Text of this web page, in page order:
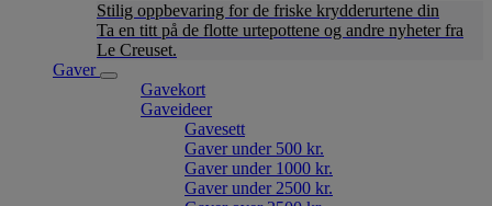
Stilig oppbevaring for de friske krydderurtene din
Ta en titt på de flotte urtepottene og andre nyheter fra
Le Creuset.
Gaver
Gavekort
Gaveideer
Gavesett
Gaver under 500 kr.
Gaver under 1000 kr.
Gaver under 2500 kr.